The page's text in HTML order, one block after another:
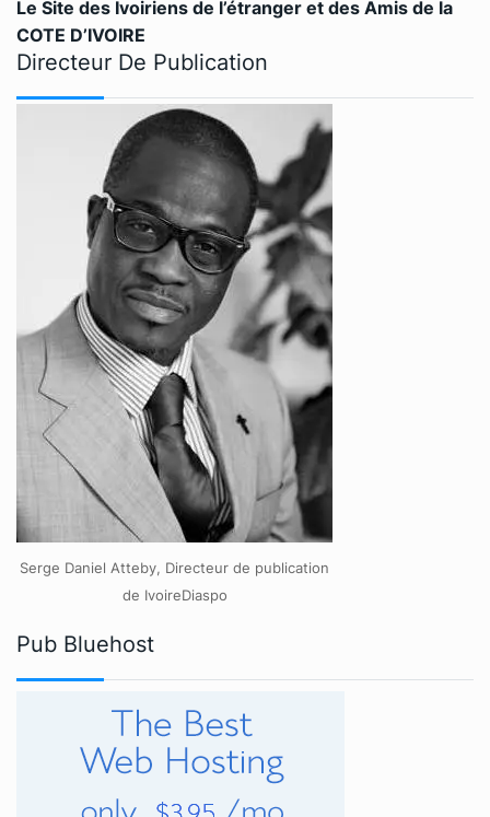
Le Site des Ivoiriens de l’étranger et des Amis de la
COTE D’IVOIRE
Directeur De Publication
Serge Daniel Atteby, Directeur de publication
de IvoireDiaspo
Pub Bluehost